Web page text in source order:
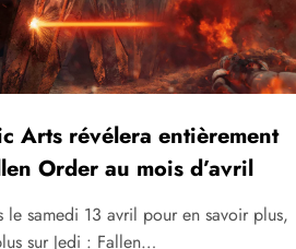
Arts révélera entièrement
Order au mois d’avril
le samedi 13 avril pour en savoir plus,
sur Jedi : Fallen…